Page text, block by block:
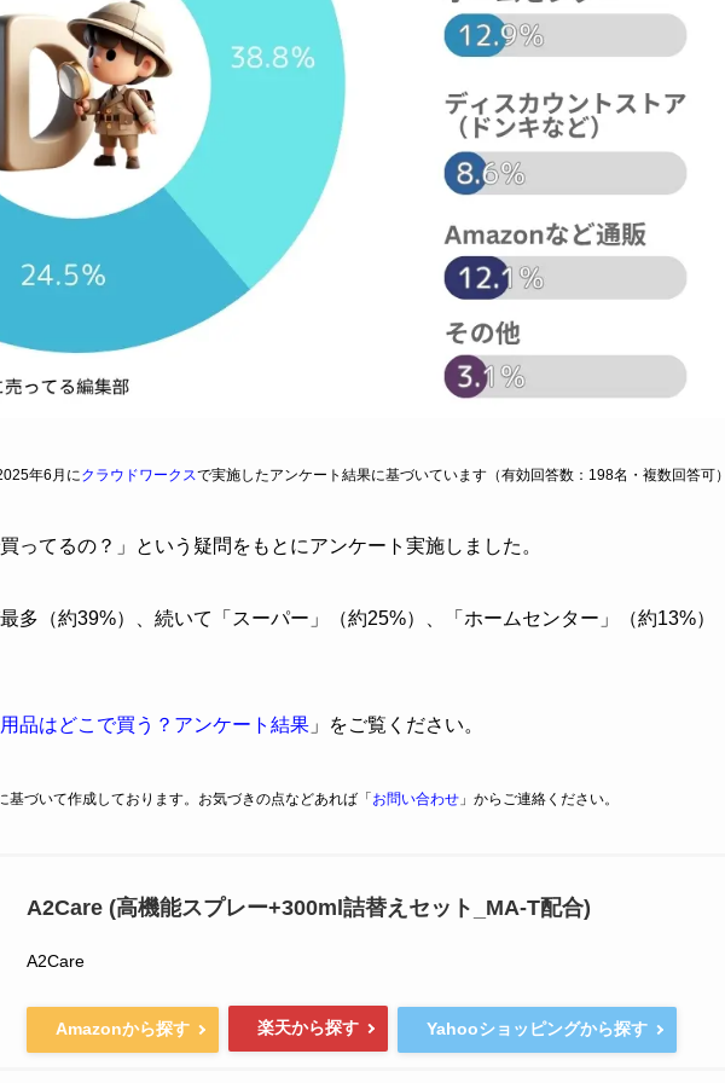
年6月にクラウドワークスで実施したアンケート結果に基づいています（有効回答数：198名・複数回答可
ってるの？」という疑問をもとにアンケート実施しました。
多（約39%）、続いて「スーパー」（約25%）、「ホームセンター」（約13%）
用品はどこで買う？アンケート結果 」をご覧ください。
基づいて作成しております。お気づきの点などあれば「 お問い合わせ 」からご連絡ください。
A2Care (高機能スプレー+300ml詰替えセット_MA-T配合)
A2Care
Amazonから探す 楽天から探す Yahooショッピングから探す